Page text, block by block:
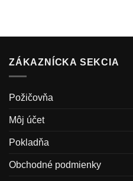
ZÁKAZNÍCKA SEKCIA
Požičovňa
Môj účet
Pokladňa
Obchodné podmienky